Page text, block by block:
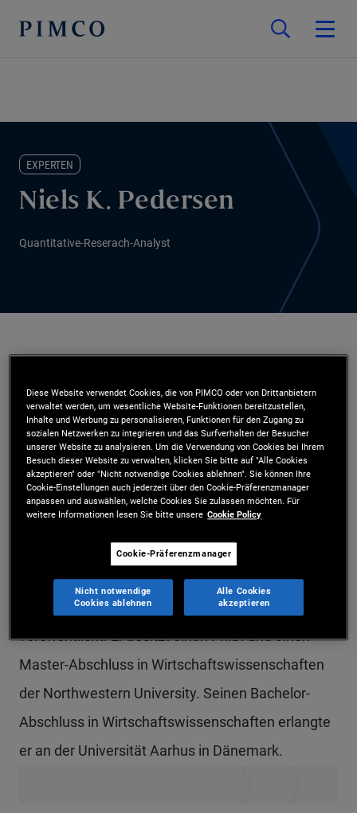
EXPERTEN
Niels K. Pedersen
Quantitative-Reserach-Analyst
Kundenanalysegruppe in der Firmenzentrale in
Newport Beach. Er wechselte 2008 zu PIMCO und
ist auf Vermögensallokation, quantitatives
Risikomanagement und den Entwurf individueller
Strategien zur Absicherung gegen Extremrisiken
spezialisiert. Niels Pedersen hat Arbeiten im
Journal of International Money and Finance sowie
im Journal of Derivatives and Hedge Funds
veröffentlicht. Er besitzt einen Ph.D. und einen
Master-Abschluss in Wirtschaftswissenschaften
der Northwestern University. Seinen Bachelor-
Abschluss in Wirtschaftswissenschaften erlangte
er an der Universität Aarhus in Dänemark.
Diese Website verwendet Cookies, die von PIMCO oder von Drittanbietern
verwaltet werden, um wesentliche Website-Funktionen bereitzustellen,
Inhalte und Werbung zu personalisieren, Funktionen für den Zugang zu
sozialen Netzwerken zu integrieren und das Surfverhalten der Besucher
unserer Website zu analysieren. Um die Verwendung von Cookies bei Ihrem
Besuch dieser Website zu verwalten, klicken Sie bitte auf "Alle Cookies
akzeptieren" oder "Nicht notwendige Cookies ablehnen". Sie können Ihre
Cookie-Einstellungen auch jederzeit über den Cookie-Präferenzmanager
anpassen und auswählen, welche Cookies Sie zulassen möchten. Für
weitere Informationen lesen Sie bitte unsere Cookie Policy
Cookie-Präferenzmanager
Nicht notwendige
Cookies ablehnen
Alle Cookies
akzeptieren